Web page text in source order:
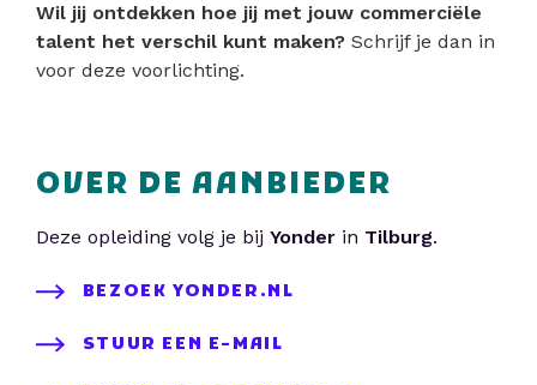
Wil jij ontdekken hoe jij met jouw commerciële
talent het verschil kunt maken? Schrijf je dan in
voor deze voorlichting.
OVER DE AANBIEDER
Deze opleiding volg je bij Yonder in Tilburg.
BEZOEK YONDER.NL
STUUR EEN E-MAIL